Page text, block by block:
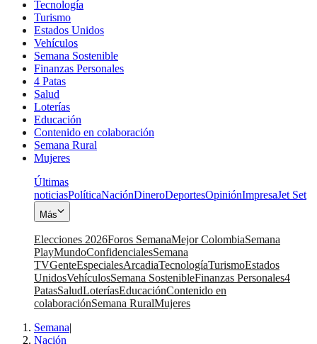
Tecnología
Turismo
Estados Unidos
Vehículos
Semana Sostenible
Finanzas Personales
4 Patas
Salud
Loterías
Educación
Contenido en colaboración
Semana Rural
Mujeres
Últimas
noticiasPolíticaNaciónDineroDeportesOpiniónImpresaJet Set
Más
Elecciones 2026Foros SemanaMejor ColombiaSemana
PlayMundoConfidencialesSemana
TVGenteEspecialesArcadiaTecnologíaTurismoEstados
UnidosVehículosSemana SostenibleFinanzas Personales4
PatasSaludLoteríasEducaciónContenido en
colaboraciónSemana RuralMujeres
Semana|
Nación